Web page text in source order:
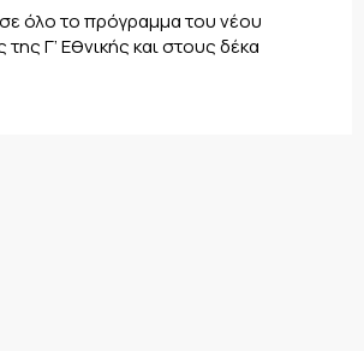
όλο το πρόγραμμα του νέου
Γ’ Εθνικής και στους δέκα